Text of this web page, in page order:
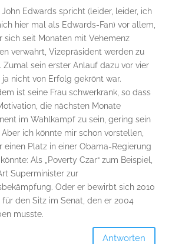
John Edwards spricht (leider, leider, ich
hier mal als Edwards-Fan) vor allem,
sich seit Monaten mit Vehemenz
verwahrt, Vizepräsident werden zu
Zumal sein erster Anlauf dazu vor vier
ja nicht von Erfolg gekrönt war.
ist seine Frau schwerkrank, so dass
die nächsten Monate
im Wahlkampf zu sein, gering sein
ich könnte mir schon vorstellen,
einen Platz in einer Obama-Regierung
Als „Poverty Czar“ zum Beispiel,
Superminister zur
Oder er bewirbt sich 2010
den Sitz im Senat, den er 2004
musste.
Antworten